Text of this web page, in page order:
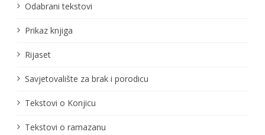
Odabrani tekstovi
Prikaz knjiga
Rijaset
Savjetovalište za brak i porodicu
Tekstovi o Konjicu
Tekstovi o ramazanu